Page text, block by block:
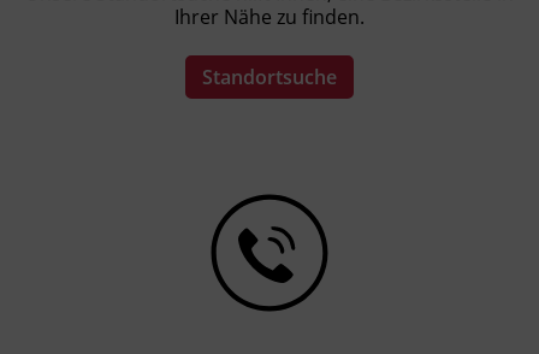
Ihrer Nähe zu finden.
Standortsuche